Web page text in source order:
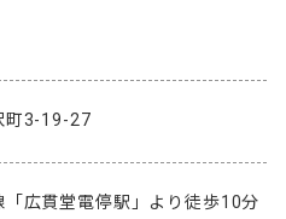
町3-19-27
「広貫堂電停駅」より徒歩10分